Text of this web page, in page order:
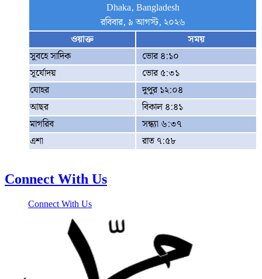
Dhaka, Bangladesh
রবিবার, ৯ আগস্ট, ২০২৬
ওয়াক্ত
সময়
সুবহে সাদিক
ভোর ৪:১০
সূর্যোদয়
ভোর ৫:৩১
যোহর
দুপুর ১২:০৪
আছর
বিকাল ৪:৪১
মাগরিব
সন্ধ্যা ৬:৩৭
এশা
রাত ৭:৫৮
Connect With Us
Connect With Us